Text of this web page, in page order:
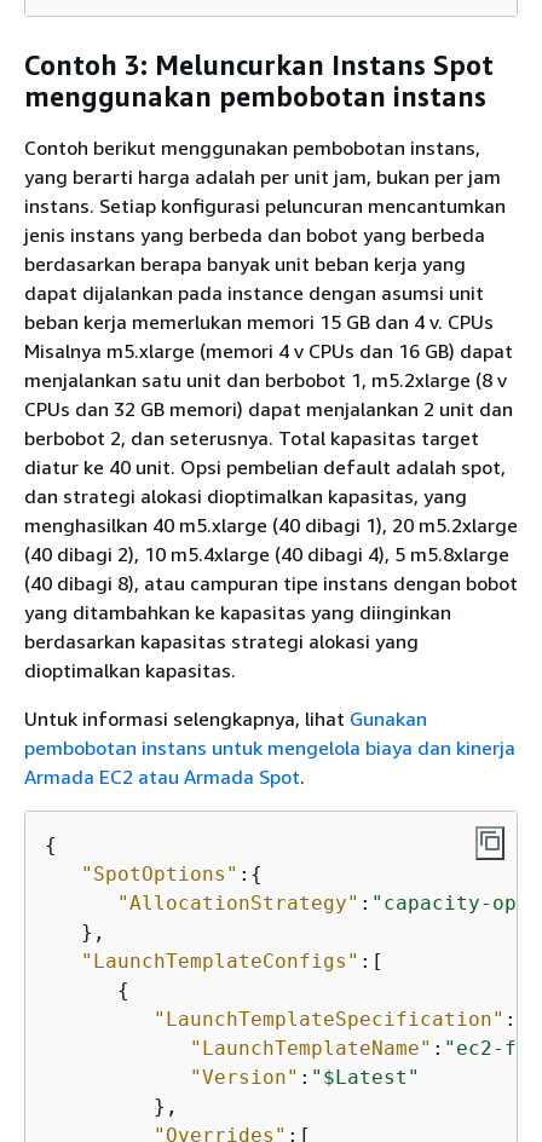
Contoh 3: Meluncurkan Instans Spot
menggunakan pembobotan instans
Contoh berikut menggunakan pembobotan instans,
yang berarti harga adalah per unit jam, bukan per jam
instans. Setiap konfigurasi peluncuran mencantumkan
jenis instans yang berbeda dan bobot yang berbeda
berdasarkan berapa banyak unit beban kerja yang
dapat dijalankan pada instance dengan asumsi unit
beban kerja memerlukan memori 15 GB dan 4 v. CPUs
Misalnya m5.xlarge (memori 4 v CPUs dan 16 GB) dapat
menjalankan satu unit dan berbobot 1, m5.2xlarge (8 v
CPUs dan 32 GB memori) dapat menjalankan 2 unit dan
berbobot 2, dan seterusnya. Total kapasitas target
diatur ke 40 unit. Opsi pembelian default adalah spot,
dan strategi alokasi dioptimalkan kapasitas, yang
menghasilkan 40 m5.xlarge (40 dibagi 1), 20 m5.2xlarge
(40 dibagi 2), 10 m5.4xlarge (40 dibagi 4), 5 m5.8xlarge
(40 dibagi 8), atau campuran tipe instans dengan bobot
yang ditambahkan ke kapasitas yang diinginkan
berdasarkan kapasitas strategi alokasi yang
dioptimalkan kapasitas.
Untuk informasi selengkapnya, lihat Gunakan
pembobotan instans untuk mengelola biaya dan kinerja
Armada EC2 atau Armada Spot.
{
"SpotOptions" : {
"AllocationStrategy" : "capacity-
   },
"LaunchTemplateConfigs" :[
{
"LaunchTemplateSpecification" :
"LaunchTemplateName" : "ec2-
"Version" : "$Latest"
         },
"Overrides" :[